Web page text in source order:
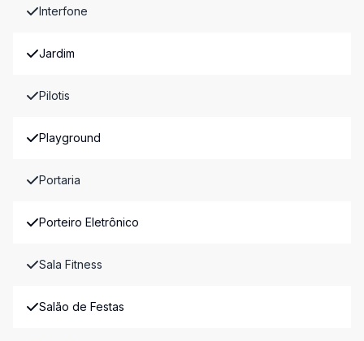
Interfone
Jardim
Pilotis
Playground
Portaria
Porteiro Eletrônico
Sala Fitness
Salão de Festas